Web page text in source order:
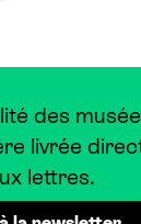
des
livrée
lettres.